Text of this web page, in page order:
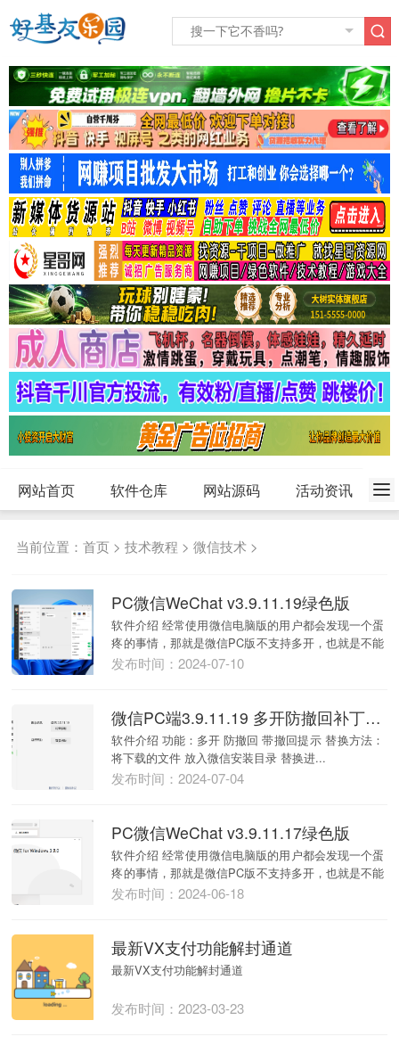
网站首页 软件仓库 网站源码 活动资讯
当前位置：首页 >技术教程 >微信技术 >
PC微信WeChat v3.9.11.19绿色版
软件介绍 经常使用微信电脑版的用户都会发现一个蛋
疼的事情，那就是微信PC版不支持多开，也就是不能
同时...
发布时间：2024-07-10
微信PC端3.9.11.19 多开防撤回补丁（带撤回提示）
软件介绍 功能：多开 防撤回 带撤回提示 替换方法：
将下载的文件 放入微信安装目录 替换进...
发布时间：2024-07-04
PC微信WeChat v3.9.11.17绿色版
软件介绍 经常使用微信电脑版的用户都会发现一个蛋
疼的事情，那就是微信PC版不支持多开，也就是不能
同时...
发布时间：2024-06-18
最新VX支付功能解封通道
最新VX支付功能解封通道
发布时间：2023-03-23